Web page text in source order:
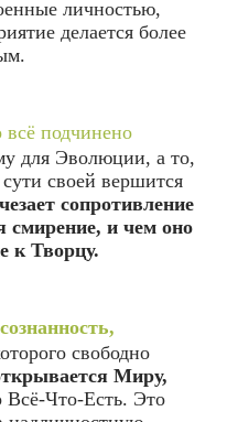
личностью,
делается более
всё подчинено
для Эволюции, а то,
своей вершится
сопротивление
смирение, и чем оно
к Творцу.
свободно
Миру,
Всё-Что-Есть. Это